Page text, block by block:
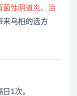
菌性阴道炎、治
来乌桕的选方
1次。